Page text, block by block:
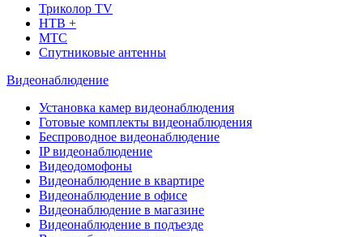
Триколор TV
НТВ +
МТС
Спутниковые антенны
Видеонаблюдение
Установка камер видеонаблюдения
Готовые комплекты видеонаблюдения
Беспроводное видеонаблюдение
IP видеонаблюдение
Видеодомофоны
Видеонаблюдение в квартире
Видеонаблюдение в офисе
Видеонаблюдение в магазине
Видеонаблюдение в подъезде